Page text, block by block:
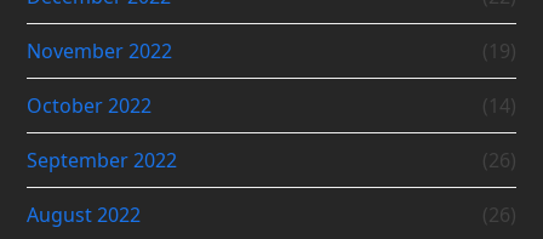
November 2022 (19)
October 2022 (14)
September 2022 (26)
August 2022 (26)